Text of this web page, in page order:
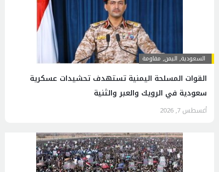
السعودية, اليمن, مقاومة
القوات المسلحة اليمنية تستهدف تحشيدات عسكرية
سعودية في الرويك والعبر والثنية
أغسطس 7, 2026